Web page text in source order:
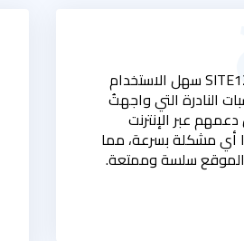
من تجربتي، يُعدّ SITE123 سهل الاستخدام
النادرة التي واجهتُ
عبر الإنترنت
أي مشكلة بسرعة، مما
سلسة وممتعة.